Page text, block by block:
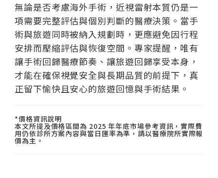
無論是否考慮海外手術，近視雷射本質仍是一
項需要完整評估與個別判斷的醫療決策。當手
術與旅遊同時被納入規劃時，更應避免因行程
安排而壓縮評估與恢復空間。專家提醒，唯有
讓手術回歸醫療節奏、讓旅遊回歸享受本身，
才能在確保視覺安全與長期品質的前提下，真
正留下愉快且安心的旅遊回憶與手術結果。
*價格資訊說明
本文所提及價格區間為 2025 年年底市場參考資訊，實際費
用仍依診所方案內容與當日匯率為準，請以醫療院所實際報
價為主。